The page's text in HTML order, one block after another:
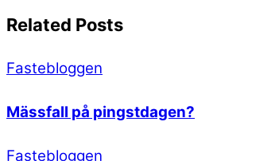
Related Posts
Fastebloggen
Mässfall på pingstdagen?
Fastebloggen